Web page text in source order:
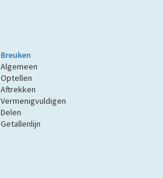
Breuken
Algemeen
Optellen
Aftrekken
Vermenigvuldigen
Delen
Getallenlijn